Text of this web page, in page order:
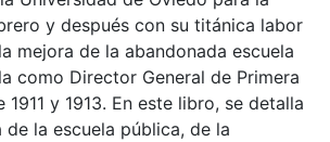
y después con su titánica labor
mejora de la abandonada escuela
como Director General de Primera
1911 y 1913. En este libro, se detalla
de la escuela pública, de la